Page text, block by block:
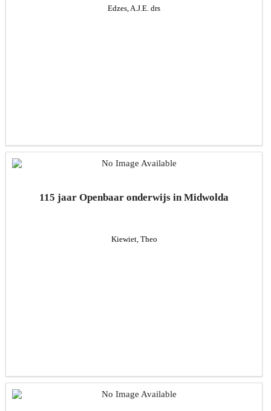
Edzes, A.J.E. drs
115 jaar Openbaar onderwijs in Midwolda
Kiewiet, Theo